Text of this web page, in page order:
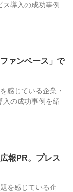
導入の成功事例
ァンベース」で
感じている企業・
入の成功事例を紹
報PR。プレス
を感じている企